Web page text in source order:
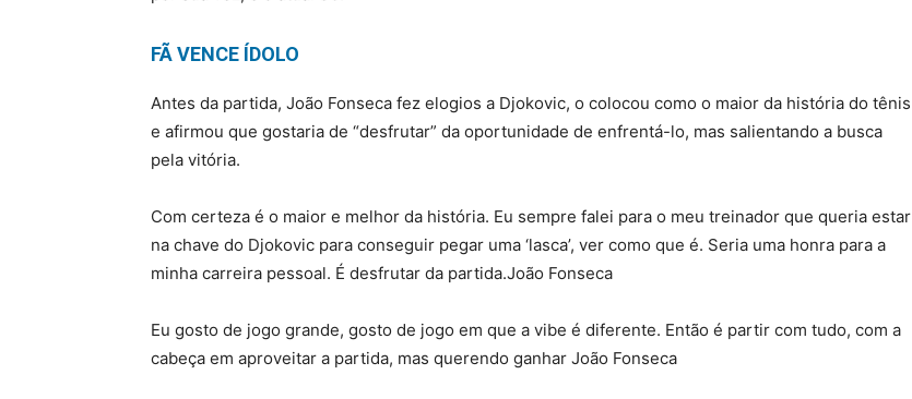
FÃ VENCE ÍDOLO
Antes da partida, João Fonseca fez elogios a Djokovic, o colocou como o maior da história do tênis
e afirmou que gostaria de “desfrutar” da oportunidade de enfrentá-lo, mas salientando a busca
pela vitória.
Com certeza é o maior e melhor da história. Eu sempre falei para o meu treinador que queria estar
na chave do Djokovic para conseguir pegar uma ‘lasca’, ver como que é. Seria uma honra para a
minha carreira pessoal. É desfrutar da partida.João Fonseca
Eu gosto de jogo grande, gosto de jogo em que a vibe é diferente. Então é partir com tudo, com a
cabeça em aproveitar a partida, mas querendo ganhar João Fonseca